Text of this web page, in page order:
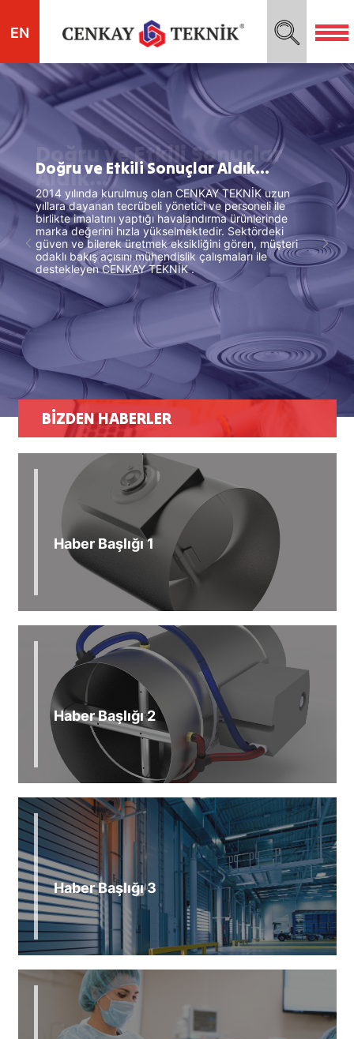
EN
Doğru ve Etkili Sonuçlar
Aldık...
Doğru ve Etkili Sonuçlar Aldık...
2014 yılında kurulmuş olan CENKAY TEKNİK uzun
yıllara dayanan tecrübeli yönetici ve personeli ile
birlikte imalatını yaptığı havalandırma ürünlerinde
marka değerini hızla yükselmektedir. Sektördeki
güven ve bilerek üretmek eksikliğini gören, müşteri
odaklı bakış açısını mühendislik çalışmaları ile
destekleyen CENKAY TEKNİK .
BİZDEN HABERLER
Haber Başlığı 1
Haber Başlığı 2
Haber Başlığı 3